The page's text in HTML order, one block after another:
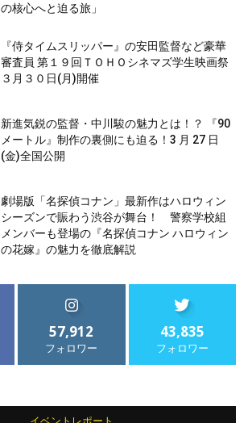
の核心へと迫る旅」
『侍タイムスリッパー』の安田監督など豪華
審査員 第１９回ＴＯＨＯシネマズ学生映画祭
３月３０日(月)開催
新進気鋭の監督・中川駿の魅力とは！？ 『90
メートル』制作の裏側にも迫る！3 月 27 日
(金)全国公開
劇場版「名探偵コナン」最新作はハロウィン
シーズンで賑わう渋谷が舞台！ 警察学校組
メンバーも登場の『名探偵コナン ハロウィン
の花嫁』の魅力を徹底解説
57,912
フォロワー
43,835
フォロワー